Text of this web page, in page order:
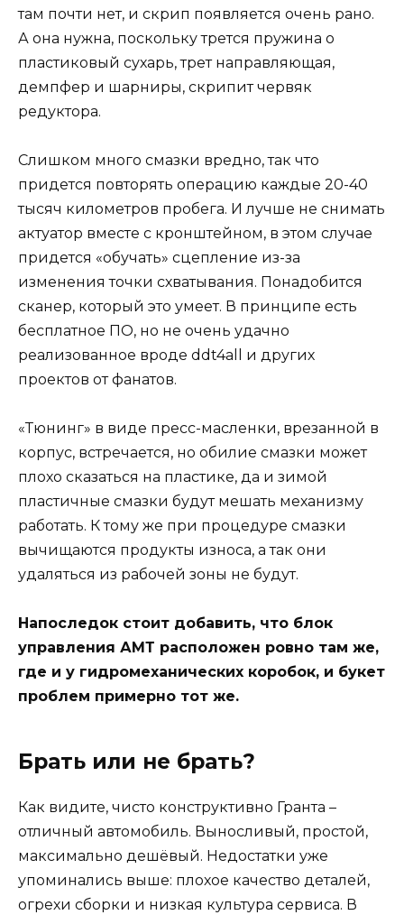
там почти нет, и скрип появляется очень рано.
А она нужна, поскольку трется пружина о
пластиковый сухарь, трет направляющая,
демпфер и шарниры, скрипит червяк
редуктора.
Слишком много смазки вредно, так что
придется повторять операцию каждые 20-40
тысяч километров пробега. И лучше не снимать
актуатор вместе с кронштейном, в этом случае
придется «обучать» сцепление из-за
изменения точки схватывания. Понадобится
сканер, который это умеет. В принципе есть
бесплатное ПО, но не очень удачно
реализованное вроде ddt4all и других
проектов от фанатов.
«Тюнинг» в виде пресс-масленки, врезанной в
корпус, встречается, но обилие смазки может
плохо сказаться на пластике, да и зимой
пластичные смазки будут мешать механизму
работать. К тому же при процедуре смазки
вычищаются продукты износа, а так они
удаляться из рабочей зоны не будут.
Напоследок стоит добавить, что блок
управления АМТ расположен ровно там же,
где и у гидромеханических коробок, и букет
проблем примерно тот же.
Брать или не брать?
Как видите, чисто конструктивно Гранта –
отличный автомобиль. Выносливый, простой,
максимально дешёвый. Недостатки уже
упоминались выше: плохое качество деталей,
огрехи сборки и низкая культура сервиса. В